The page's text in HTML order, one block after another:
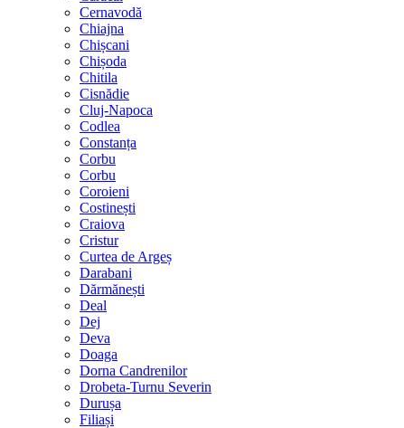
Cernavodă
Chiajna
Chișcani
Chișoda
Chitila
Cisnădie
Cluj-Napoca
Codlea
Constanța
Corbu
Corbu
Coroieni
Costinești
Craiova
Cristur
Curtea de Argeș
Darabani
Dărmănești
Deal
Dej
Deva
Doaga
Dorna Candrenilor
Drobeta-Turnu Severin
Durușa
Filiași